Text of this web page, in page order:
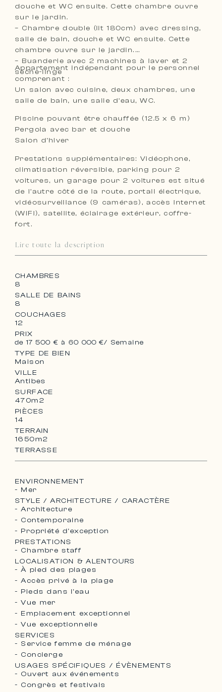
douche et WC ensuite. Cette chambre ouvre
sur le jardin.
– Chambre double (lit 180cm) avec dressing,
salle de bain, douche et WC ensuite. Cette
chambre ouvre sur le jardin.
– Buanderie avec 2 machines à laver et 2
sèche-linge
Appartement indépendant pour le personnel
comprenant :
Un salon avec cuisine, deux chambres, une
salle de bain, une salle d’eau, WC.
Piscine pouvant être chauffée (12.5 x 6 m)
Pergola avec bar et douche
Salon d’hiver
Prestations supplémentaires: Vidéophone,
climatisation réversible, parking pour 2
voitures, un garage pour 2 voitures est situé
de l’autre côté de la route, portail électrique,
vidéosurveillance (9 caméras), accès Internet
(WIFI), satellite, éclairage extérieur, coffre-
fort.
Lire toute la description
CHAMBRES
8
SALLE DE BAINS
8
COUCHAGES
12
PRIX
de 17 500 € à 60 000 €/ Semaine
TYPE DE BIEN
Maison
VILLE
Antibes
SURFACE
470m2
PIÈCES
14
TERRAIN
1650m2
TERRASSE
ENVIRONNEMENT
- Mer
STYLE / ARCHITECTURE / CARACTÈRE
- Architecture
- Contemporaine
- Propriété d'exception
PRESTATIONS
- Chambre staff
LOCALISATION & ALENTOURS
- À pied des plages
- Accès privé à la plage
- Pieds dans l'eau
- Vue mer
- Emplacement exceptionnel
- Vue exceptionnelle
SERVICES
- Service femme de ménage
- Concierge
USAGES SPÉCIFIQUES / ÉVÈNEMENTS
- Ouvert aux événements
- Congrès et festivals